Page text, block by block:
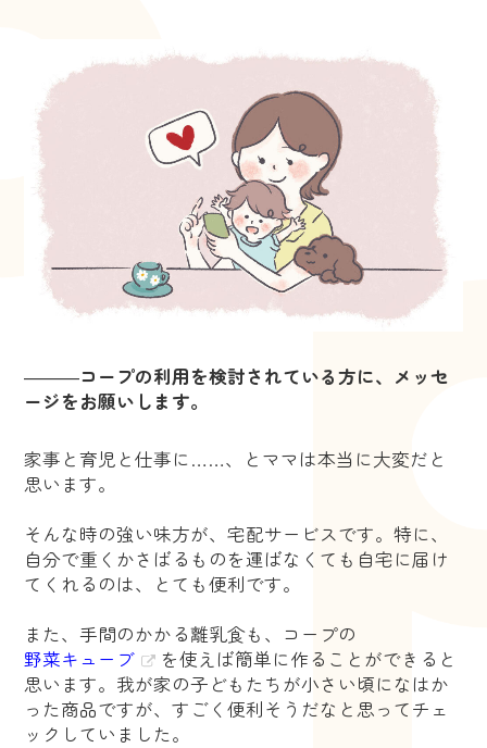
―――コープの利用を検討されている方に、メッセ
ージをお願いします。
家事と育児と仕事に……、とママは本当に大変だと
思います。
そんな時の強い味方が、宅配サービスです。特に、
自分で重くかさばるものを運ばなくても自宅に届け
てくれるのは、とても便利です。
また、手間のかかる離乳食も、コープの
野菜キューブ
を使えば簡単に作ることができると
思います。我が家の子どもたちが小さい頃になはか
った商品ですが、すごく便利そうだなと思ってチェ
ックしていました。